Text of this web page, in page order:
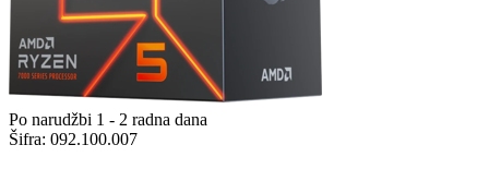
Po narudžbi 1 - 2 radna dana
Šifra: 092.100.007